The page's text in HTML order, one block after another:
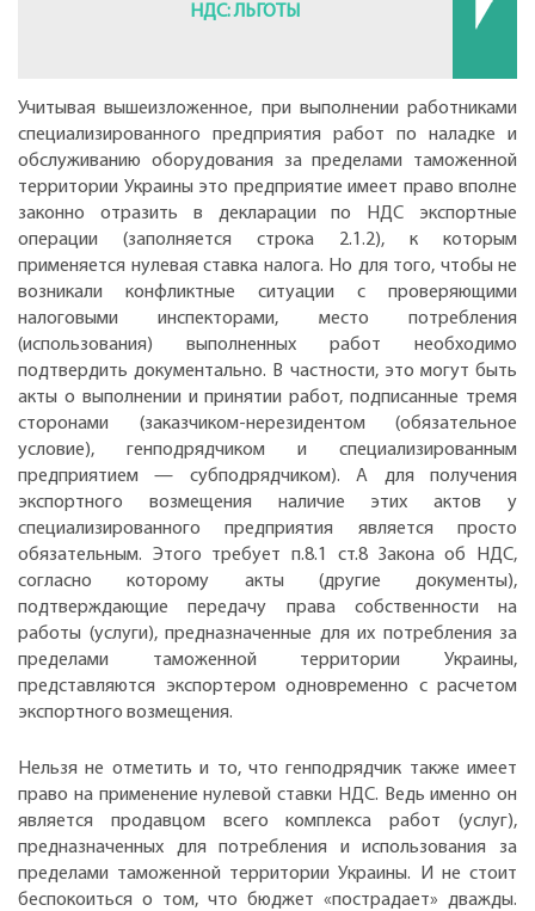
НДС: ЛЬГОТЫ
Учитывая вышеизложенное, при выполнении работниками
специализированного предприятия работ по наладке и
обслуживанию оборудования за пределами таможенной
территории Украины это предприятие имеет право вполне
законно отразить в декларации по НДС экспортные
операции (заполняется строка 2.1.2), к которым
применяется нулевая ставка налога. Но для того, чтобы не
возникали конфликтные ситуации с проверяющими
налоговыми инспекторами, место потребления
(использования) выполненных работ необходимо
подтвердить документально. В частности, это могут быть
акты о выполнении и принятии работ, подписанные тремя
сторонами (заказчиком-нерезидентом (обязательное
условие), генподрядчиком и специализированным
предприятием — субподрядчиком). А для получения
экспортного возмещения наличие этих актов у
специализированного предприятия является просто
обязательным. Этого требует п.8.1 ст.8 Закона об НДС,
согласно которому акты (другие документы),
подтверждающие передачу права собственности на
работы (услуги), предназначенные для их потребления за
пределами таможенной территории Украины,
представляются экспортером одновременно с расчетом
экспортного возмещения.
Нельзя не отметить и то, что генподрядчик также имеет
право на применение нулевой ставки НДС. Ведь именно он
является продавцом всего комплекса работ (услуг),
предназначенных для потребления и использования за
пределами таможенной территории Украины. И не стоит
беспокоиться о том, что бюджет «пострадает» дважды.